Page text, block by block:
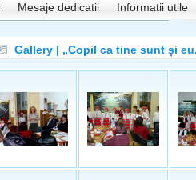
Mesaje dedicatii Informatii utile
Gallery | „Copil ca tine sunt și